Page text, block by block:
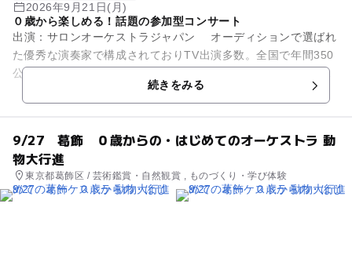
2026年9月21日(月)
０歳から楽しめる！話題の参加型コンサート
出演：サロンオーケストラジャパン オーディションで選ばれ
た優秀な演奏家で構成されておりTV出演多数。全国で年間350
公演開催の人気団体です。 0歳の赤ちゃんから参加できる、全
続きをみる
9/27 葛飾 ０歳からの・はじめてのオーケストラ 動
物大行進
東京都葛飾区 / 芸術鑑賞・自然観賞 , ものづくり・学び体験